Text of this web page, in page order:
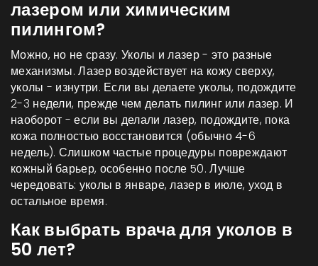
лазером или химическим
пилингом?
Можно, но не сразу. Уколы и лазер - это разные
механизмы. Лазер воздействует на кожу сверху,
уколы - изнутри. Если вы делаете уколы, подождите
2-3 недели, прежде чем делать пилинг или лазер. И
наоборот - если вы делали лазер, подождите, пока
кожа полностью восстановится (обычно 4-6
недель). Слишком частые процедуры повреждают
кожный барьер, особенно после 50. Лучше
чередовать: уколы в январе, лазер в июле, уход в
остальное время.
Как выбрать врача для уколов в
50 лет?